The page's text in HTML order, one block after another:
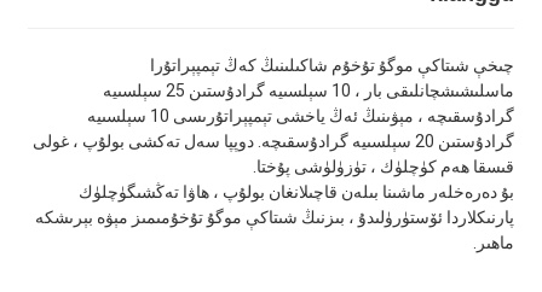
چىخې شىتاكې موگۇ تۇخۇم شاكىلىنىڭ كەڭ تېمپېراتۇرا
ماسلىشىشچانلىقى بار ، 10 سېلسىيە گرادۇستىن 25 سېلسىيە
گرادۇسقىچە ، مېۋىنىڭ ئەڭ ياخشى تېمپېراتۇرىسى 10 سېلسىيە
گرادۇستىن 20 سېلسىيە گرادۇسقىچە. دوپپا سەل تەكشى بولۇپ ، غولى
قىسقا ھەم كۈچلۈك ، تۈزۈلۈشى پۇختا.
بۇ دەرەخلەر ماشىنا بىلەن قاچىلانغان بولۇپ ، ھاۋا تەڭشىگۈچلۈك
پارنىكلاردا ئۆستۈرۈلىدۇ ، بىزنىڭ شىتاكې موگۇ تۇخۇمىمىز مېۋە بېرىشكە
ماھىر.